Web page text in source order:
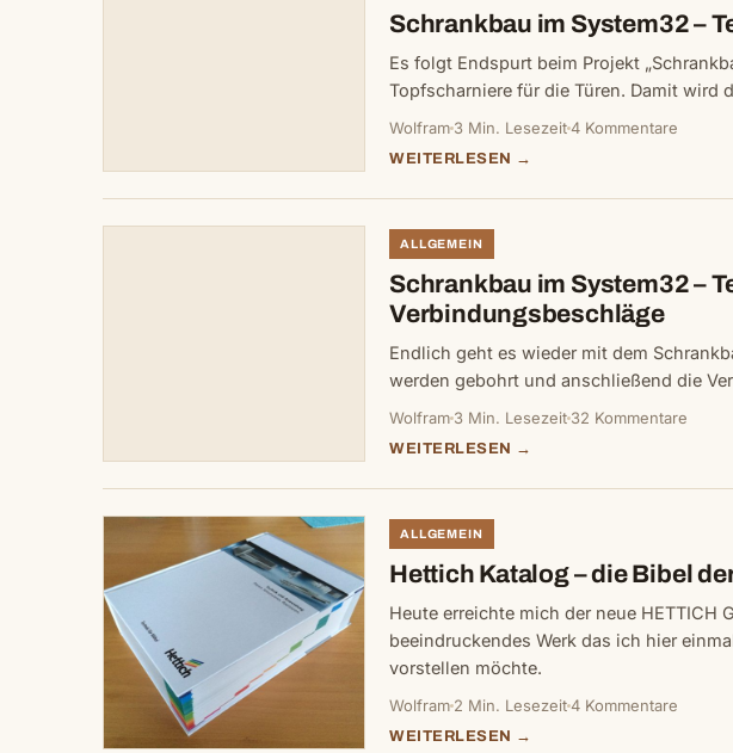
Schrankbau im System32 –
Es folgt Endspurt beim Projekt
Topfscharniere für die Türen. Damit wird
Wolfram 3 Min. Lesezeit4 Kommentare
WEITERLESEN →
ALLGEMEIN
Schrankbau im System32 –
Verbindungsbeschläge
Endlich geht es wieder mit dem
werden gebohrt und anschließend die
Wolfram 3 Min. Lesezeit 32 Kommentare
WEITERLESEN →
ALLGEMEIN
Hettich Katalog – die Bibel
Heute erreichte mich der neue HETTICH
beeindruckendes Werk das ich hier
vorstellen möchte.
Wolfram 2 Min. Lesezeit4 Kommentare
WEITERLESEN →